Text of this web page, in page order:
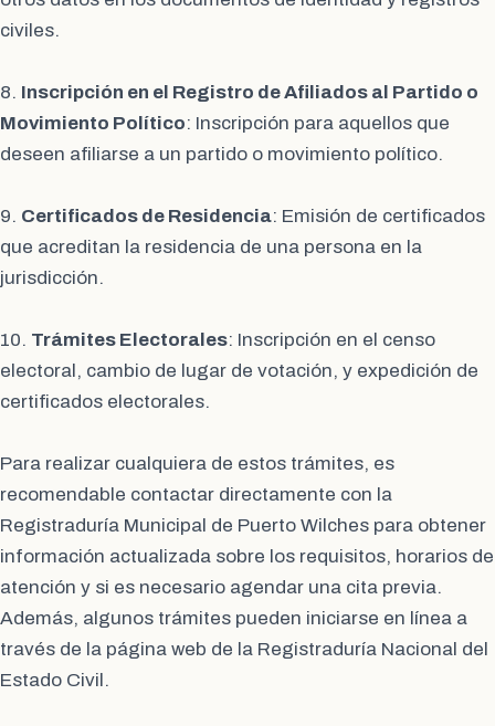
civiles.
8. Inscripción en el Registro de Afiliados al Partido o
Movimiento Político: Inscripción para aquellos que
deseen afiliarse a un partido o movimiento político.
9. Certificados de Residencia: Emisión de certificados
que acreditan la residencia de una persona en la
jurisdicción.
10. Trámites Electorales: Inscripción en el censo
electoral, cambio de lugar de votación, y expedición de
certificados electorales.
Para realizar cualquiera de estos trámites, es
recomendable contactar directamente con la
Registraduría Municipal de Puerto Wilches para obtener
información actualizada sobre los requisitos, horarios de
atención y si es necesario agendar una cita previa.
Además, algunos trámites pueden iniciarse en línea a
través de la página web de la Registraduría Nacional del
Estado Civil.